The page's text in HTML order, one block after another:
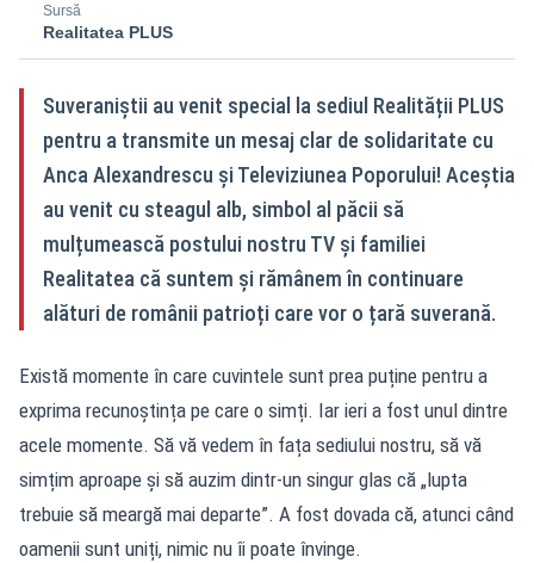
Sursă
Realitatea PLUS
Suveraniștii au venit special la sediul Realității PLUS
pentru a transmite un mesaj clar de solidaritate cu
Anca Alexandrescu și Televiziunea Poporului! Aceștia
au venit cu steagul alb, simbol al păcii să
mulțumească postului nostru TV și familiei
Realitatea că suntem și rămânem în continuare
alături de românii patrioți care vor o țară suverană.
Există momente în care cuvintele sunt prea puține pentru a
exprima recunoștința pe care o simți. Iar ieri a fost unul dintre
acele momente. Să vă vedem în fața sediului nostru, să vă
simțim aproape și să auzim dintr-un singur glas că „lupta
trebuie să meargă mai departe”. A fost dovada că, atunci când
oamenii sunt uniți, nimic nu îi poate învinge.